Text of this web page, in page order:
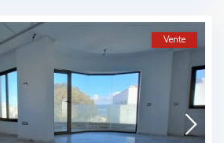
Vente